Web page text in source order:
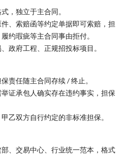
，独立于主合同。
、索赔函等约定单据即可索赔，担
约瑕疵等主合同事由拒付。
政府工程、正规招投标项目。
责任随主合同存续 / 终止。
证承包人确实存在违约事实，担保
乙双方自行约定的非标准担保。
、交易中心、行业统一范本，格式